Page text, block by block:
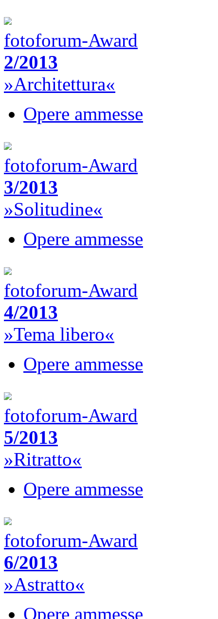
fotoforum-Award
2/2013
»Architettura«
Opere ammesse
fotoforum-Award
3/2013
»Solitudine«
Opere ammesse
fotoforum-Award
4/2013
»Tema libero«
Opere ammesse
fotoforum-Award
5/2013
»Ritratto«
Opere ammesse
fotoforum-Award
6/2013
»Astratto«
Opere ammesse